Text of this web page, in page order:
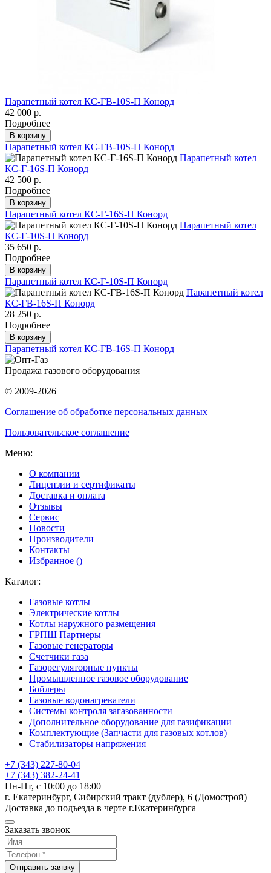
Парапетный котел КС-ГВ-10S-П Конорд
42 000 р.
Подробнее
В корзину
Парапетный котел КС-ГВ-10S-П Конорд
Парапетный котел
КС-Г-16S-П Конорд
42 500 р.
Подробнее
В корзину
Парапетный котел КС-Г-16S-П Конорд
Парапетный котел
КС-Г-10S-П Конорд
35 650 р.
Подробнее
В корзину
Парапетный котел КС-Г-10S-П Конорд
Парапетный котел
КС-ГВ-16S-П Конорд
28 250 р.
Подробнее
В корзину
Парапетный котел КС-ГВ-16S-П Конорд
Продажа газового оборудования
© 2009-2026
Соглашение об обработке персональных данных
Пользовательское соглашение
Меню:
О компании
Лицензии и сертификаты
Доставка и оплата
Отзывы
Сервис
Новости
Производители
Контакты
Избранное ()
Каталог:
Газовые котлы
Электрические котлы
Котлы наружного размещения
ГРПШ Партнеры
Газовые генераторы
Счетчики газа
Газорегуляторные пункты
Промышленное газовое оборудование
Бойлеры
Газовые водонагреватели
Системы контроля загазованности
Дополнительное оборудование для газификации
Комплектующие (Запчасти для газовых котлов)
Стабилизаторы напряжения
+7 (343) 227-80-04
+7 (343) 382-24-41
Пн-Пт, с 10:00 до 18:00
г. Екатеринбург, Сибирский тракт (дублер), 6 (Домострой)
Доставка до подъезда в черте г.Екатеринбурга
Заказать звонок
Отправить заявку